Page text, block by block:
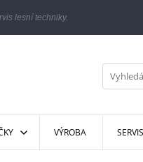
lesní techniky.
VÝROBA SERVIS